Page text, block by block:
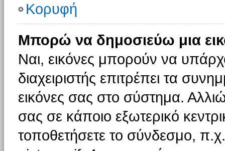
Κορυφή
Μπορώ να δημοσιεύω μια
Ναι, εικόνες μπορούν να
διαχειριστής επιτρέπει τα
εικόνες σας στο σύστημα.
σας σε κάποιο εξωτερικό
τοποθετήσετε το σύνδεσμο,